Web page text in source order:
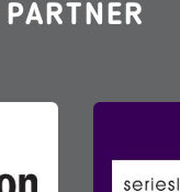
PARTNER